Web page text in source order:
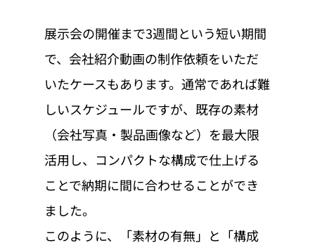
展示会の開催まで3週間という短い期間
で、会社紹介動画の制作依頼をいただ
いたケースもあります。通常であれば難
しいスケジュールですが、既存の素材
（会社写真・製品画像など）を最大限
活用し、コンパクトな構成で仕上げる
ことで納期に間に合わせることができ
ました。
このように、「素材の有無」と「構成